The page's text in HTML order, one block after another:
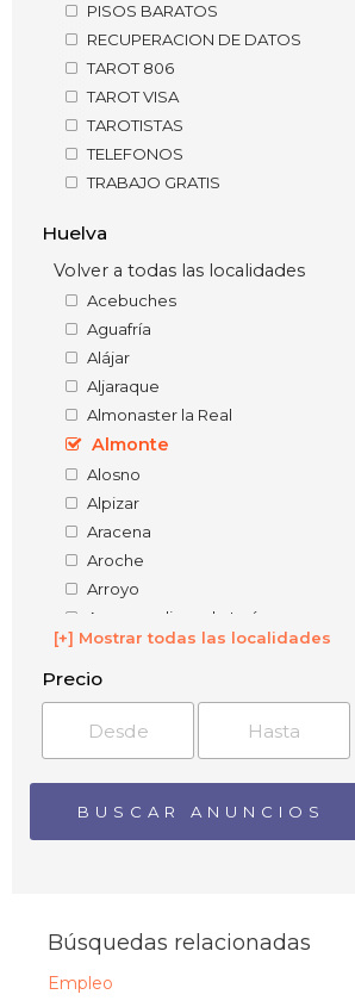
PISOS BARATOS
RECUPERACION DE DATOS
TAROT 806
TAROT VISA
TAROTISTAS
TELEFONOS
TRABAJO GRATIS
Huelva
Volver a todas las localidades
Acebuches
Aguafría
Alájar
Aljaraque
Almonaster la Real
Almonte
Alosno
Alpizar
Aracena
Aroche
Arroyo
Arroyomolinos de León
Ayamonte
Beas
Berrocal
Bollullos par del Condado
Bonares
Caballón
Cabezas del Pasto
Cabezas Rubias
Campofrío
Cañada del Ruido
Canaleja
[+] Mostrar todas las localidades
Precio
Búsquedas relacionadas
Empleo